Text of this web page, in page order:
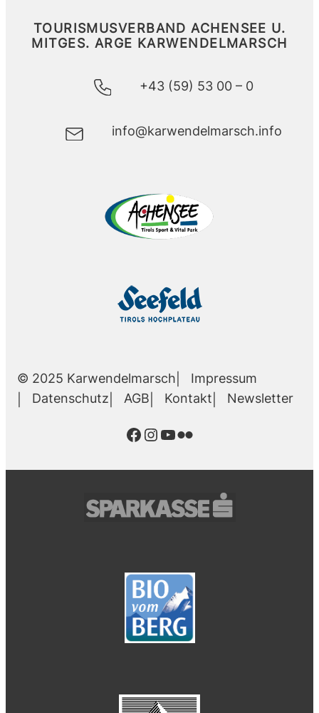
TOURISMUSVERBAND ACHENSEE U.
MITGES. ARGE KARWENDELMARSCH
+43 (59) 53 00 – 0
info@karwendelmarsch.info
© 2025 Karwendelmarsch
Impressum
Datenschutz
AGB Kontakt Newsletter
Facebook
Instagram
YouTube
Flickr